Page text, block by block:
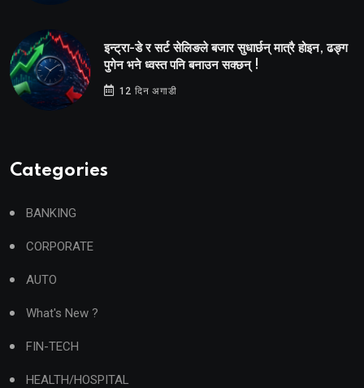
इन्ट्रा-डे र सर्ट सेलिङले बजार सुधार्छन् मात्रै होइन, ढङ्ग
पुगेन भने ध्वस्त पनि बनाउन सक्छन् !
12 दिन अगाडी
Categories
BANKING
CORPORATE
AUTO
What's New ?
FIN-TECH
HEALTH/HOSPITAL